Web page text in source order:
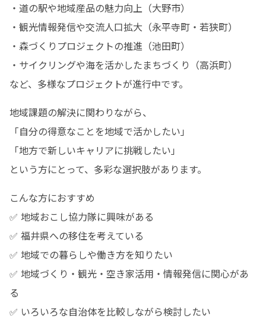
・道の駅や地域産品の魅力向上（大野市）
・観光情報発信や交流人口拡大（永平寺町・若狭町）
・森づくりプロジェクトの推進（池田町）
・サイクリングや海を活かしたまちづくり（高浜町）
など、多様なプロジェクトが進行中です。
地域課題の解決に関わりながら、
「自分の得意なことを地域で活かしたい」
「地方で新しいキャリアに挑戦したい」
という方にとって、多彩な選択肢があります。
こんな方におすすめ
✅ 地域おこし協力隊に興味がある
✅ 福井県への移住を考えている
✅ 地域での暮らしや働き方を知りたい
✅ 地域づくり・観光・空き家活用・情報発信に関心があ
る
✅ いろいろな自治体を比較しながら検討したい